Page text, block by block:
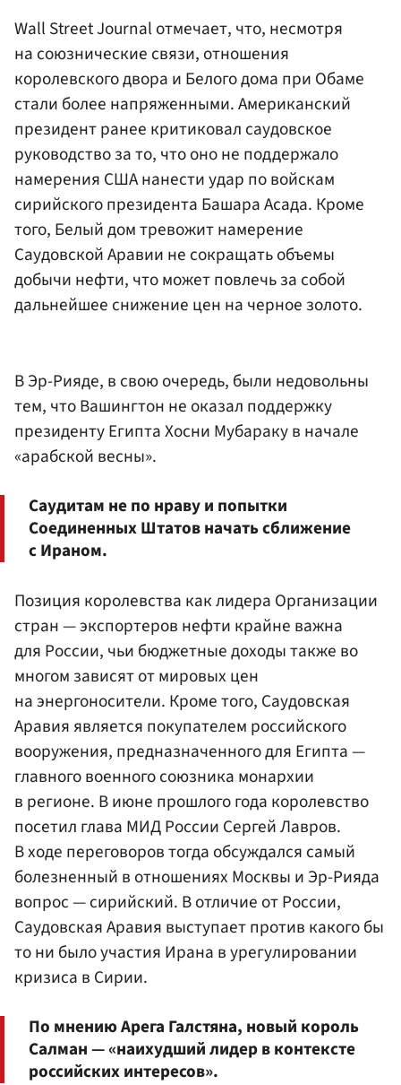
Wall Street Journal отмечает, что, несмотря
на союзнические связи, отношения
королевского двора и Белого дома при Обаме
стали более напряженными. Американский
президент ранее критиковал саудовское
руководство за то, что оно не поддержало
намерения США нанести удар по войскам
сирийского президента Башара Асада. Кроме
того, Белый дом тревожит намерение
Саудовской Аравии не сокращать объемы
добычи нефти, что может повлечь за собой
дальнейшее снижение цен на черное золото.
В Эр-Рияде, в свою очередь, были недовольны
тем, что Вашингтон не оказал поддержку
президенту Египта Хосни Мубараку в начале
«арабской весны».
Саудитам не по нраву и попытки
Соединенных Штатов начать сближение
с Ираном.
Позиция королевства как лидера Организации
стран — экспортеров нефти крайне важна
для России, чьи бюджетные доходы также во
многом зависят от мировых цен
на энергоносители. Кроме того, Саудовская
Аравия является покупателем российского
вооружения, предназначенного для Египта —
главного военного союзника монархии
в регионе. В июне прошлого года королевство
посетил глава МИД России Сергей Лавров.
В ходе переговоров тогда обсуждался самый
болезненный в отношениях Москвы и Эр-Рияда
вопрос — сирийский. В отличие от России,
Саудовская Аравия выступает против какого бы
то ни было участия Ирана в урегулировании
кризиса в Сирии.
По мнению Арега Галстяна, новый король
Салман — «наихудший лидер в контексте
российских интересов».